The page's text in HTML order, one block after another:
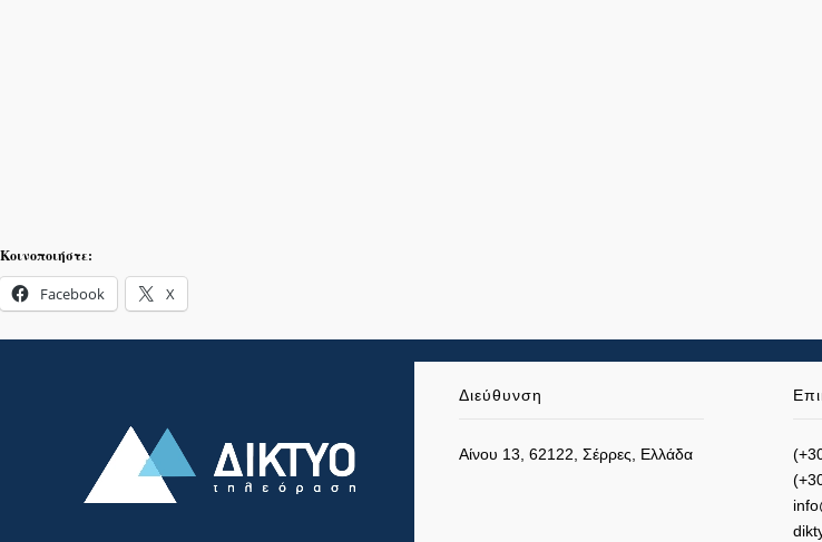
Κοινοποιήστε:
Facebook X
Διεύθυνση
Αίνου 13, 62122, Σέρρες, Ελλάδα